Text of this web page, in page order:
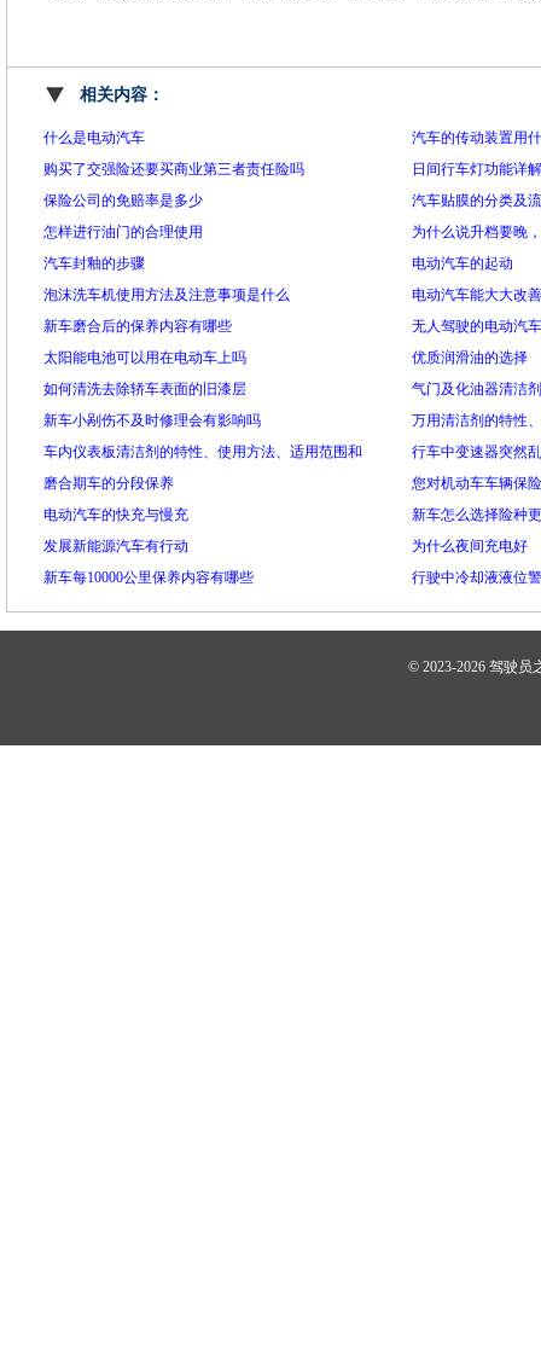
相关内容：
什么是电动汽车
汽车的传动装置用
购买了交强险还要买商业第三者责任险吗
日间行车灯功能详解
保险公司的免赔率是多少
汽车贴膜的分类及
怎样进行油门的合理使用
为什么说升档要晚
汽车封釉的步骤
电动汽车的起动
泡沫洗车机使用方法及注意事项是什么
电动汽车能大大改
新车磨合后的保养内容有哪些
无人驾驶的电动汽车
太阳能电池可以用在电动车上吗
优质润滑油的选择
如何清洗去除轿车表面的旧漆层
气门及化油器清洁
用方法、适用范围
新车小剐伤不及时修理会有影响吗
万用清洁剂的特性
意事项
车内仪表板清洁剂的特性、使用方法、适用范围和
使用注意事项
行车中变速器突然
磨合期车的分段保养
您对机动车车辆保
电动汽车的快充与慢充
新车怎么选择险种
发展新能源汽车有行动
为什么夜间充电好
新车每10000公里保养内容有哪些
行驶中冷却液液位
© 2023-2026 驾驶员